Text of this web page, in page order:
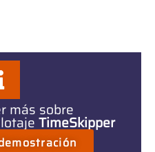
más sobre
TimeSkipper